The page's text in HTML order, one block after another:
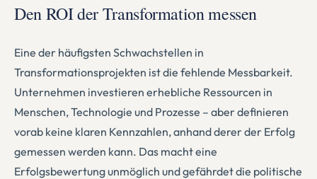
Den ROI der Transformation messen
Eine der häufigsten Schwachstellen in
Transformationsprojekten ist die fehlende Messbarkeit.
Unternehmen investieren erhebliche Ressourcen in
Menschen, Technologie und Prozesse – aber definieren
vorab keine klaren Kennzahlen, anhand derer der Erfolg
gemessen werden kann. Das macht eine
Erfolgsbewertung unmöglich und gefährdet die politische